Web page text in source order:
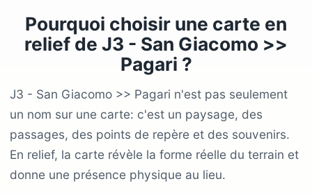
Pourquoi choisir une carte en
relief de J3 - San Giacomo >>
Pagari ?
J3 - San Giacomo >> Pagari n'est pas seulement
un nom sur une carte: c'est un paysage, des
passages, des points de repère et des souvenirs.
En relief, la carte révèle la forme réelle du terrain et
donne une présence physique au lieu.